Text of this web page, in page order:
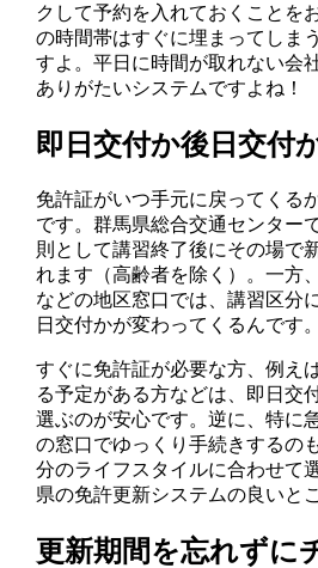
クして予約を入れておくことを
の時間帯はすぐに埋まってしま
すよ。平日に時間が取れない会
ありがたいシステムですよね！
即日交付か後日交付
免許証がいつ手元に戻ってくる
です。群馬県総合交通センター
則として講習終了後にその場で
れます（高齢者を除く）。一方
などの地区窓口では、講習区分
日交付かが変わってくるんです。
すぐに免許証が必要な方、例え
る予定がある方などは、即日交
選ぶのが安心です。逆に、特に
の窓口でゆっくり手続きするの
分のライフスタイルに合わせて
県の免許更新システムの良いと
更新期間を忘れずに